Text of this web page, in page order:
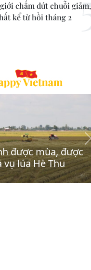
chấm dứt chuỗi giảm,
kể từ hồi tháng 2